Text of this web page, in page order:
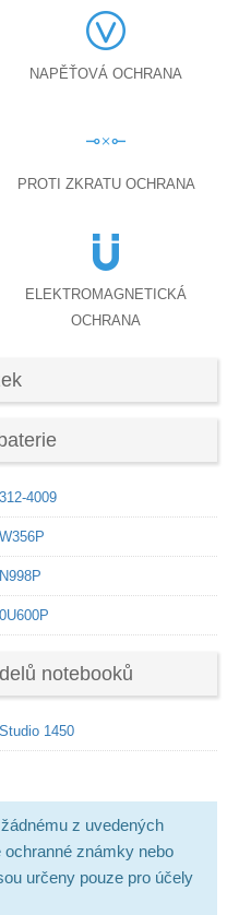
NAPĚŤOVÁ OCHRANA
PROTI ZKRATU OCHRANA
ELEKTROMAGNETICKÁ
OCHRANA
312-4009
W356P
N998P
0U600P
notebooků
Studio 1450
z uvedených
známky nebo
určeny pouze pro účely